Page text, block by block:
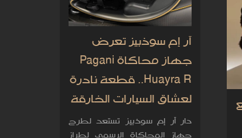
آر إم سوذبيز تعرض
جهاز محاكاة Pagani
Huayra R.. قطعة نادرة
لعشاق السيارات الخارقة
دار آر إم سوذبيز تستعد لطرح
جهاز المحاكاة الرسمي لطراز